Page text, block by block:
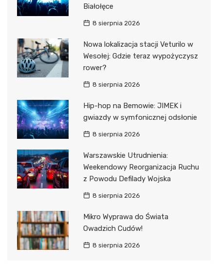
Białołęce
8 sierpnia 2026
Nowa lokalizacja stacji Veturilo w
Wesołej: Gdzie teraz wypożyczysz
rower?
8 sierpnia 2026
Hip-hop na Bemowie: JIMEK i
gwiazdy w symfonicznej odsłonie
8 sierpnia 2026
Warszawskie Utrudnienia:
Weekendowy Reorganizacja Ruchu
z Powodu Defilady Wojska
8 sierpnia 2026
Mikro Wyprawa do Świata
Owadzich Cudów!
8 sierpnia 2026